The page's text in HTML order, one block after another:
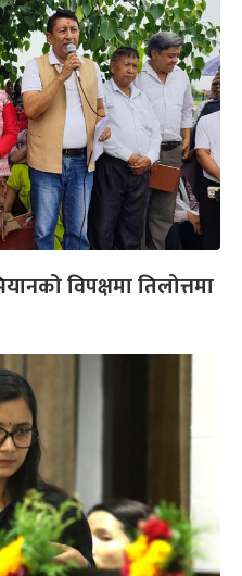
विपक्षमा तिलोत्तमा